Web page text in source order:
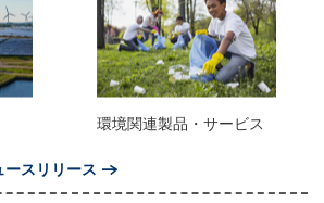
環境関連製品・サービス
スリリース